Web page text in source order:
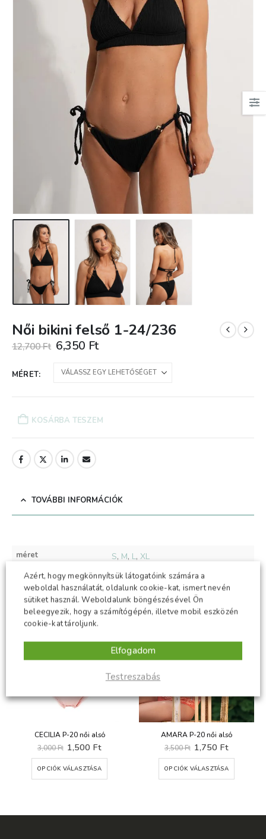
Női bikini felső 1-24/236
12,700Ft Original
price
was:
12,700 Ft.
6,350 FtCurrent
is:
6,350 Ft.
MÉRET
KOSÁRBA TESZEM
TOVÁBBI INFORMÁCIÓK
méret S, M, L,XL
KAPCSOLÓDÓ TERMÉKEK
CECILIA P-20 női alsó
3,000Ft Original
price
was:
3,000 Ft.
1,500 FtCurrent
price
1,500 Ft.
OPCIÓK VÁLASZTÁSA
Ennek a terméknek több variációja van. A változatok a termékoldalon választhatók ki
AMARA P-20 női alsó
3,500Ft Original
price
was:
3,500 Ft.
1,750 FtCurrent
price
1,750 Ft.
OPCIÓK VÁLASZTÁSA
Ennek a terméknek több variációja van. A változatok a termékoldalon választhatók ki
Azért, hogy megkönnyítsük látogatóink számára a
weboldal használatát, oldalunk cookie-kat, ismert nevén
sütiket használ. Weboldalunk böngészésével Ön
beleegyezik, hogy a számítógépén, illetve mobil eszközén
cookie-kat tároljunk.
Testreszabás
Elfogadom